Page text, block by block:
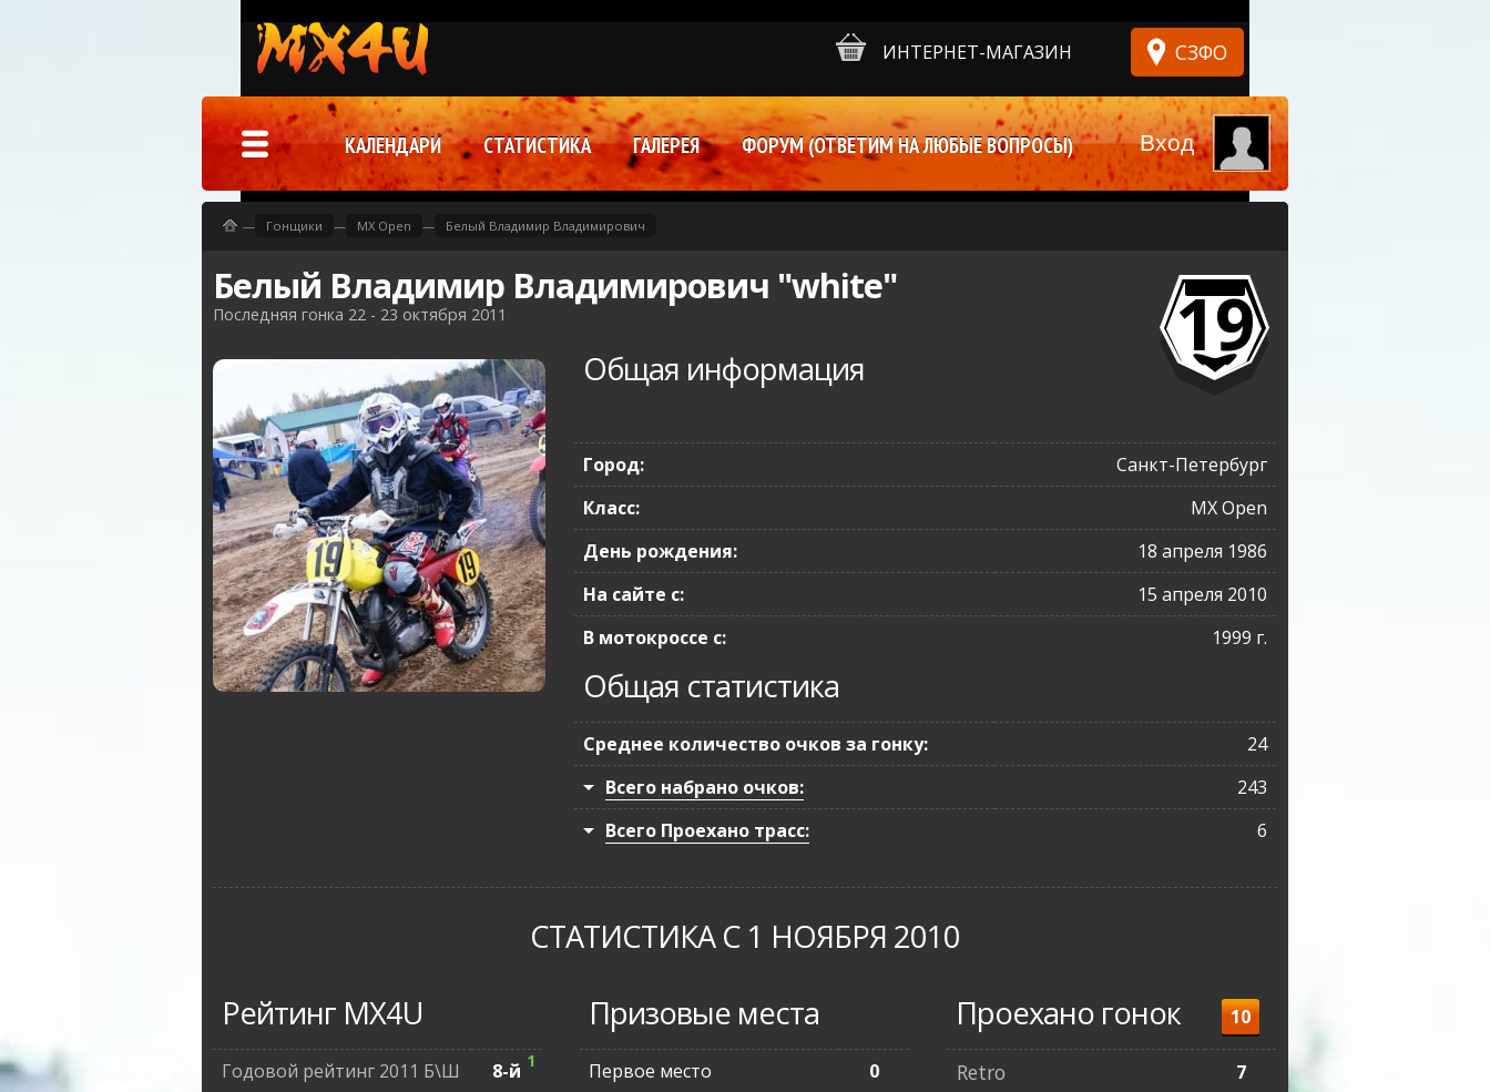
Белый Владимир Владимирович "white"
Последняя гонка 22 - 23 октября 2011 19
Общая информация
Город:
Санкт-Петербург
Класс:
MX Open
День рождения:
18 апреля 1986
На сайте с:
15 апреля 2010
В мотокроссе с:
1999 г.
Общая статистика
Среднее количество очков за гонку:
24
Всего набрано очков:
243
Всего Проехано трасс:
6
СТАТИСТИКА С 1 НОЯБРЯ 2010
Рейтинг MX4U
Годовой рейтинг 2011 Б\Ш 8-й 1
Призовые места
Первое место
0
Проехано гонок 10
Retro 7
— Гонщики — MX Open — Белый Владимир Владимирович
ИНТЕРНЕТ-МАГАЗИН СЗФО
КАЛЕНДАРИ СТАТИСТИКА ГАЛЕРЕЯ ФОРУМ (ОТВЕТИМ НА ЛЮБЫЕ ВОПРОСЫ) Вход